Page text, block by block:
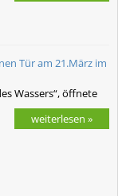
Tür am 21.März im
Wassers“, öffnete
weiterlesen »